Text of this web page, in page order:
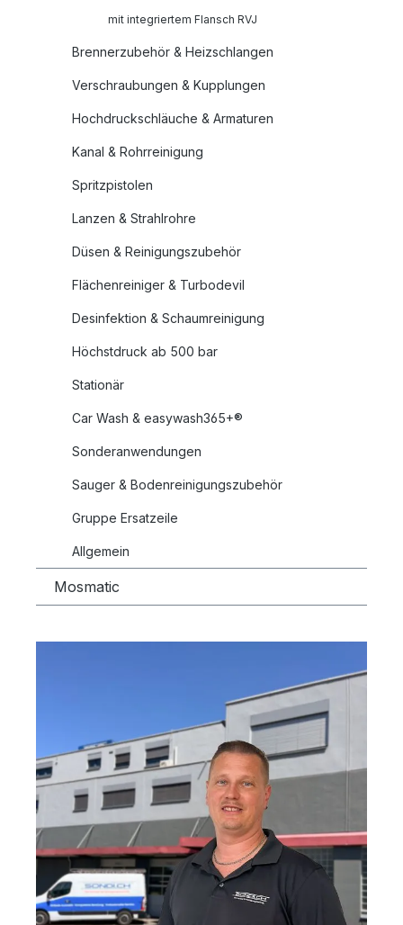
mit integriertem Flansch RVJ
Brennerzubehör & Heizschlangen
Verschraubungen & Kupplungen
Hochdruckschläuche & Armaturen
Kanal & Rohrreinigung
Spritzpistolen
Lanzen & Strahlrohre
Düsen & Reinigungszubehör
Flächenreiniger & Turbodevil
Desinfektion & Schaumreinigung
Höchstdruck ab 500 bar
Stationär
Car Wash & easywash365+®
Sonderanwendungen
Sauger & Bodenreinigungszubehör
Gruppe Ersatzeile
Allgemein
Mosmatic